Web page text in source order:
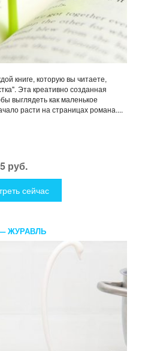
книге, которую вы читаете,
Эта креативно созданная
выглядеть как маленькое
расти на страницах романа....
руб.
сейчас
ЖУРАВЛЬ